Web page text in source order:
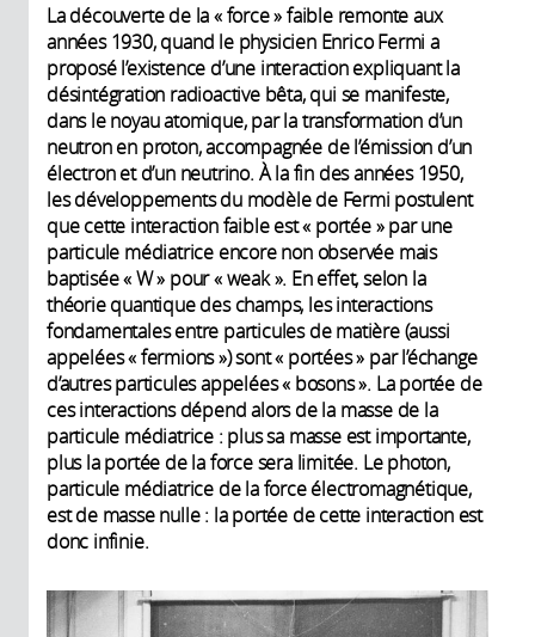
La découverte de la « force » faible remonte aux
années 1930, quand le physicien Enrico Fermi a
proposé l’existence d’une interaction expliquant la
désintégration radioactive bêta, qui se manifeste,
dans le noyau atomique, par la transformation d’un
neutron en proton, accompagnée de l’émission d’un
électron et d’un neutrino. À la fin des années 1950,
les développements du modèle de Fermi postulent
que cette interaction faible est « portée » par une
particule médiatrice encore non observée mais
baptisée « W » pour « weak ». En effet, selon la
théorie quantique des champs, les interactions
fondamentales entre particules de matière (aussi
appelées « fermions ») sont « portées » par l’échange
d’autres particules appelées « bosons ». La portée de
ces interactions dépend alors de la masse de la
particule médiatrice : plus sa masse est importante,
plus la portée de la force sera limitée. Le photon,
particule médiatrice de la force électromagnétique,
est de masse nulle : la portée de cette interaction est
donc infinie.